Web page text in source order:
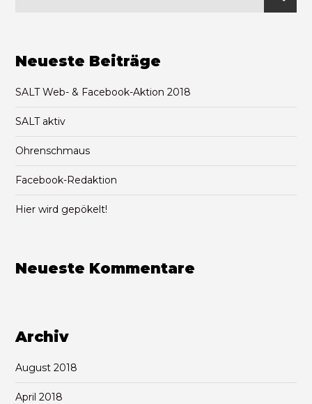
Neueste Beiträge
SALT Web- & Facebook-Aktion 2018
SALT aktiv
Ohrenschmaus
Facebook-Redaktion
Hier wird gepökelt!
Neueste Kommentare
Archiv
August 2018
April 2018